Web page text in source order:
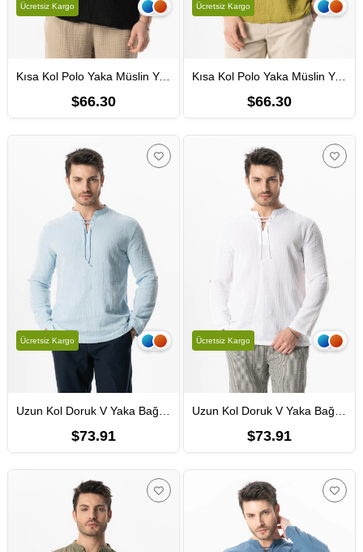
Kısa Kol Polo Yaka Müslin Yazlık Tshirt Siyah Syh
$66.30
Ücretsiz Kargo
Kısa Kol Polo Yaka Müslin Yazlık Tshirt Yağ Yeşili Ygysl
$66.30
Ücretsiz Kargo
$73.91
Ücretsiz Kargo
$73.91
Ücretsiz Kargo